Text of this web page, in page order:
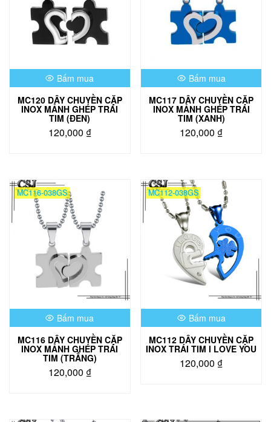
Bấm mua
MC120 DÂY CHUYỀN CẶP
INOX MẢNH GHÉP TRÁI
TIM (ĐEN)
120,000 ₫
Bấm mua
MC117 DÂY CHUYỀN CẶP
INOX MẢNH GHÉP TRÁI
TIM (XANH)
120,000 ₫
MC116-038GS
Bấm mua
MC116 DÂY CHUYỀN CẶP
INOX MẢNH GHÉP TRÁI
TIM (TRẮNG)
120,000 ₫
MC112-038GS
Bấm mua
MC112 DÂY CHUYỀN CẶP
INOX TRÁI TIM I LOVE YOU
120,000 ₫